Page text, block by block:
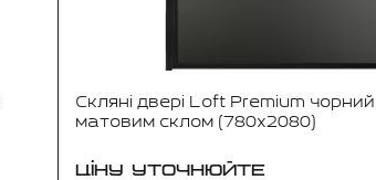
Скляні двері Loft Premium чорний
матовим склом (780x2080)
ЦІНУ УТОЧНЮЙТЕ